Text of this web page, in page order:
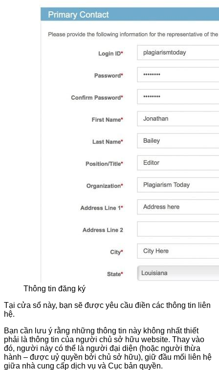
Thông tin đăng ký
Tại cửa sổ này, bạn sẽ được yêu cầu điền các thông tin liên
hệ.
Bạn cần lưu ý rằng những thông tin này không nhất thiết
phải là thông tin của người chủ sở hữu website. Thay vào
đó, người này có thể là người đại diện (hoặc người thừa
hành – được uỷ quyền bởi chủ sở hữu), giữ đầu mối liên hệ
giữa nhà cung cấp dịch vụ và Cục bản quyền.